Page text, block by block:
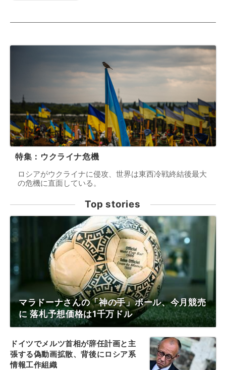
特集：ウクライナ危機
ロシアがウクライナに侵攻、世界は東西冷戦終結後最大
の危機に直面している。
Top stories
マラドーナさんの「神の手」ボール、今月競売
に 落札予想価格は1千万ドル
ドイツでメルツ首相が辞任計画と主
張する偽動画拡散、背後にロシア系
情報工作組織